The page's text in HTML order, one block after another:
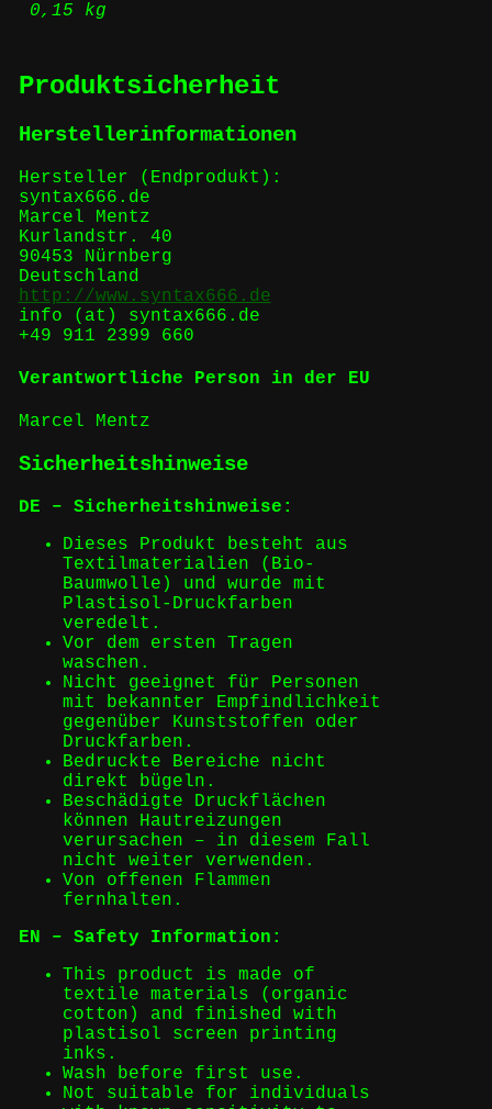
0,15 kg
Produktsicherheit
Herstellerinformationen
Hersteller (Endprodukt):
syntax666.de
Marcel Mentz
Kurlandstr. 40
90453 Nürnberg
Deutschland
http://www.syntax666.de
info (at) syntax666.de
+49 911 2399 660
Verantwortliche Person in der EU
Marcel Mentz
Sicherheitshinweise
DE – Sicherheitshinweise:
Dieses Produkt besteht aus
Textilmaterialien (Bio-
Baumwolle) und wurde mit
Plastisol-Druckfarben
veredelt.
Vor dem ersten Tragen
waschen.
Nicht geeignet für Personen
mit bekannter Empfindlichkeit
gegenüber Kunststoffen oder
Druckfarben.
Bedruckte Bereiche nicht
direkt bügeln.
Beschädigte Druckflächen
können Hautreizungen
verursachen – in diesem Fall
nicht weiter verwenden.
Von offenen Flammen
fernhalten.
EN – Safety Information:
This product is made of
textile materials (organic
cotton) and finished with
plastisol screen printing
inks.
Wash before first use.
Not suitable for individuals